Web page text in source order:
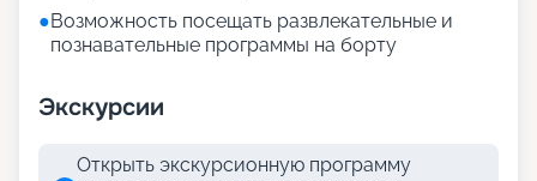
●Возможность посещать развлекательные и
познавательные программы на борту
Экскурсии
Открыть экскурсионную программу